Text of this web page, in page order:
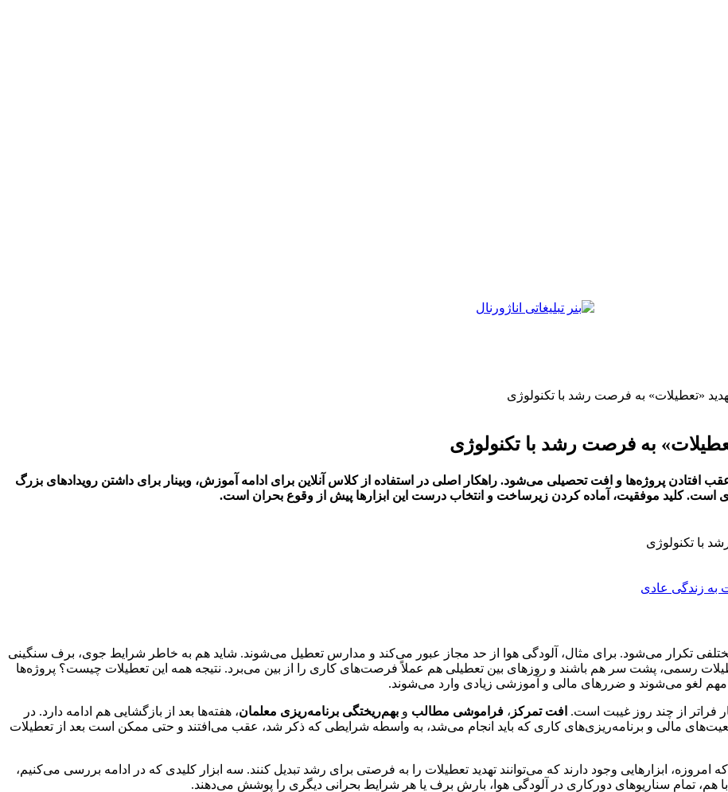
افتادن پروژه‌ها و افت تحصیلی می‌شود. راهکار اصلی در استفاده از کلاس آنلاین برای ادامه آموزش، وبینار برای داشتن رویدادهای بزرگ
است. کلید موفقیت، آماده کردن زیرساخت و انتخاب درست این ابزارها پیش از وقوع بحران است.
تکرار می‌شود. برای مثال، آلودگی هوا از حد مجاز عبور می‌کند و مدارس تعطیل می‌شوند. شاید هم به خاطر شرایط جوی، برف سنگینی
رسمی، پشت سر هم باشند و روزهای بین تعطیلی هم عملاً فرصت‌های کاری را از بین می‌برد. نتیجه همه این تعطیلات چیست؟ پروژه‌ها
لغو می‌شوند و ضررهای مالی و آموزشی زیادی وارد می‌شوند.
فراتر از چند روز غیبت است. افت تمرکز ، فراموشی مطالب و بهم‌ریختگی برنامه‌ریزی معلمان، هفته‌ها بعد از بازگشایی هم ادامه دارد. در
مالی و برنامه‌ریزی‌های کاری که باید انجام می‌شد، به واسطه شرایطی که ذکر شد، عقب می‌افتند و حتی ممکن است بعد از تعطیلات
ابزارهایی وجود دارند که می‌توانند تهدید تعطیلات را به فرصتی برای رشد تبدیل کنند. سه ابزار کلیدی که در ادامه بررسی می‌کنیم،
هم، تمام سناریوهای دورکاری در آلودگی هوا، بارش برف یا هر شرایط بحرانی دیگری را پوشش می‌دهند.